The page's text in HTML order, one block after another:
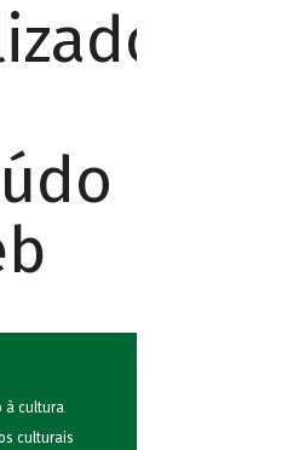
à cultura
culturais